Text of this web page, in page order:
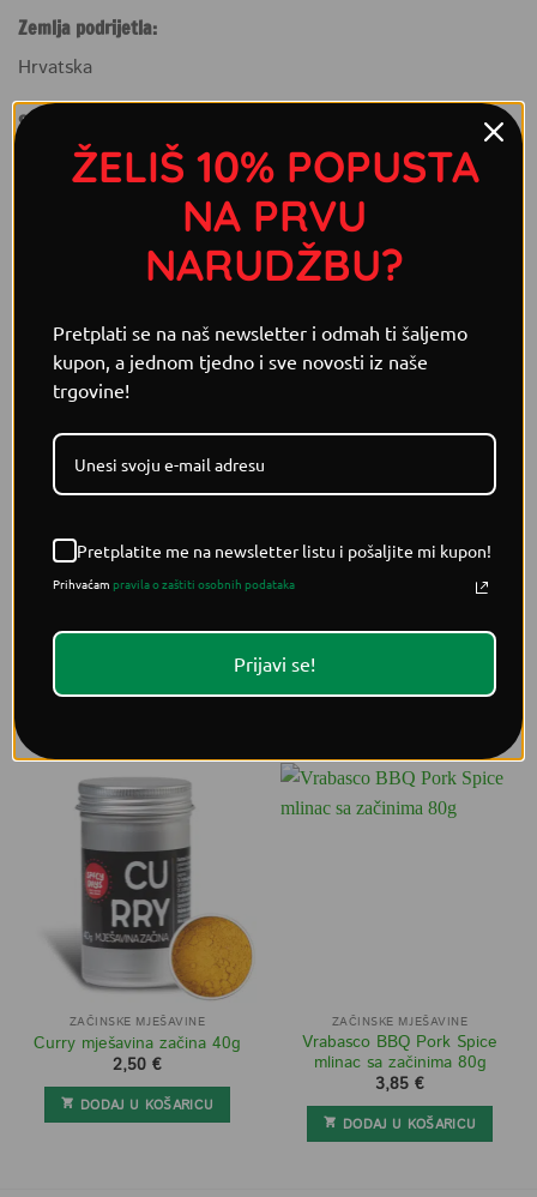
Zemlja podrijetla:
Hrvatska
Sastojci:
Sol, crvena paprika, šećer, češnjak, luk, crni papar,
Cayenne chili, timijan, dimljena paprika.
ZAČINSKE MJEŠAVINE
začina za roštilj 800g
DODAJ U KOŠARICU
40g
DODAJ U KOŠARICU
ZAČINSKE MJEŠAVINE
Curry mješavina začina 40g
2,50 €
DODAJ U KOŠARICU
ZAČINSKE MJEŠAVINE
Vrabasco BBQ Pork Spice
mlinac sa začinima 80g
3,85 €
DODAJ U KOŠARICU
ŽELIŠ 10% POPUSTA
NA PRVU
NARUDŽBU?
Pretplati se na naš newsletter i odmah ti šaljemo
kupon, a jednom tjedno i sve novosti iz naše
trgovine!
Pretplatite me na newsletter listu i pošaljite mi kupon!
Prihvaćam pravila o zaštiti osobnih podataka
Prijavi se!